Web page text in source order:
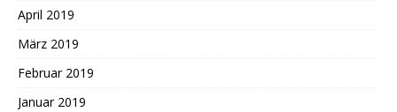
April 2019
März 2019
Februar 2019
Januar 2019